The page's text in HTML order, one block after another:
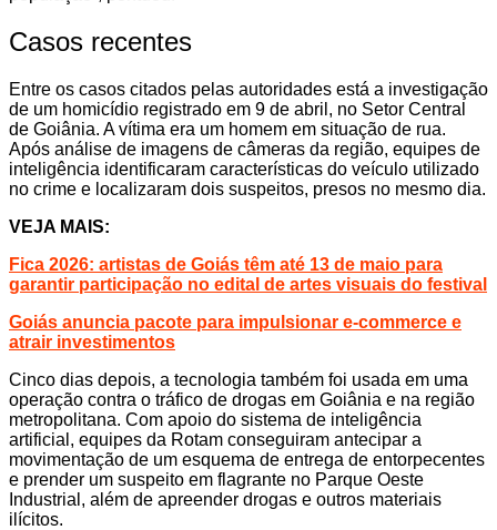
Casos recentes
Entre os casos citados pelas autoridades está a investigação
de um homicídio registrado em 9 de abril, no Setor Central
de Goiânia. A vítima era um homem em situação de rua.
Após análise de imagens de câmeras da região, equipes de
inteligência identificaram características do veículo utilizado
no crime e localizaram dois suspeitos, presos no mesmo dia.
VEJA MAIS:
Fica 2026: artistas de Goiás têm até 13 de maio para
garantir participação no edital de artes visuais do festival
Goiás anuncia pacote para impulsionar e-commerce e
atrair investimentos
Cinco dias depois, a tecnologia também foi usada em uma
operação contra o tráfico de drogas em Goiânia e na região
metropolitana. Com apoio do sistema de inteligência
artificial, equipes da Rotam conseguiram antecipar a
movimentação de um esquema de entrega de entorpecentes
e prender um suspeito em flagrante no Parque Oeste
Industrial, além de apreender drogas e outros materiais
ilícitos.